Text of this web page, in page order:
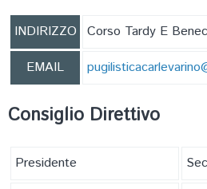
AFFILIAZIONE E
INDIRIZZO
Corso Tardy E
EMAIL
Consiglio Direttivo
Presidente